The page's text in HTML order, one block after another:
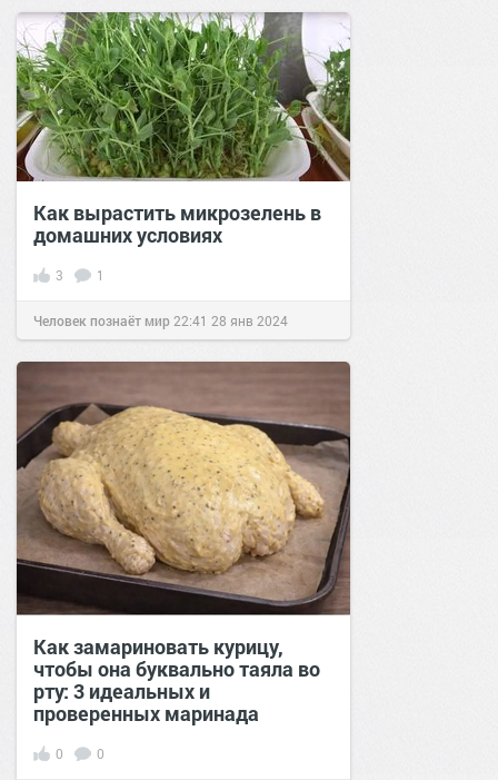
Как вырастить микрозелень в
домашних условиях
3 1
Человек познаёт мир 22:41 28 янв 2024
Как замариновать курицу,
чтобы она буквально таяла во
рту: 3 идеальных и
проверенных маринада
0 0